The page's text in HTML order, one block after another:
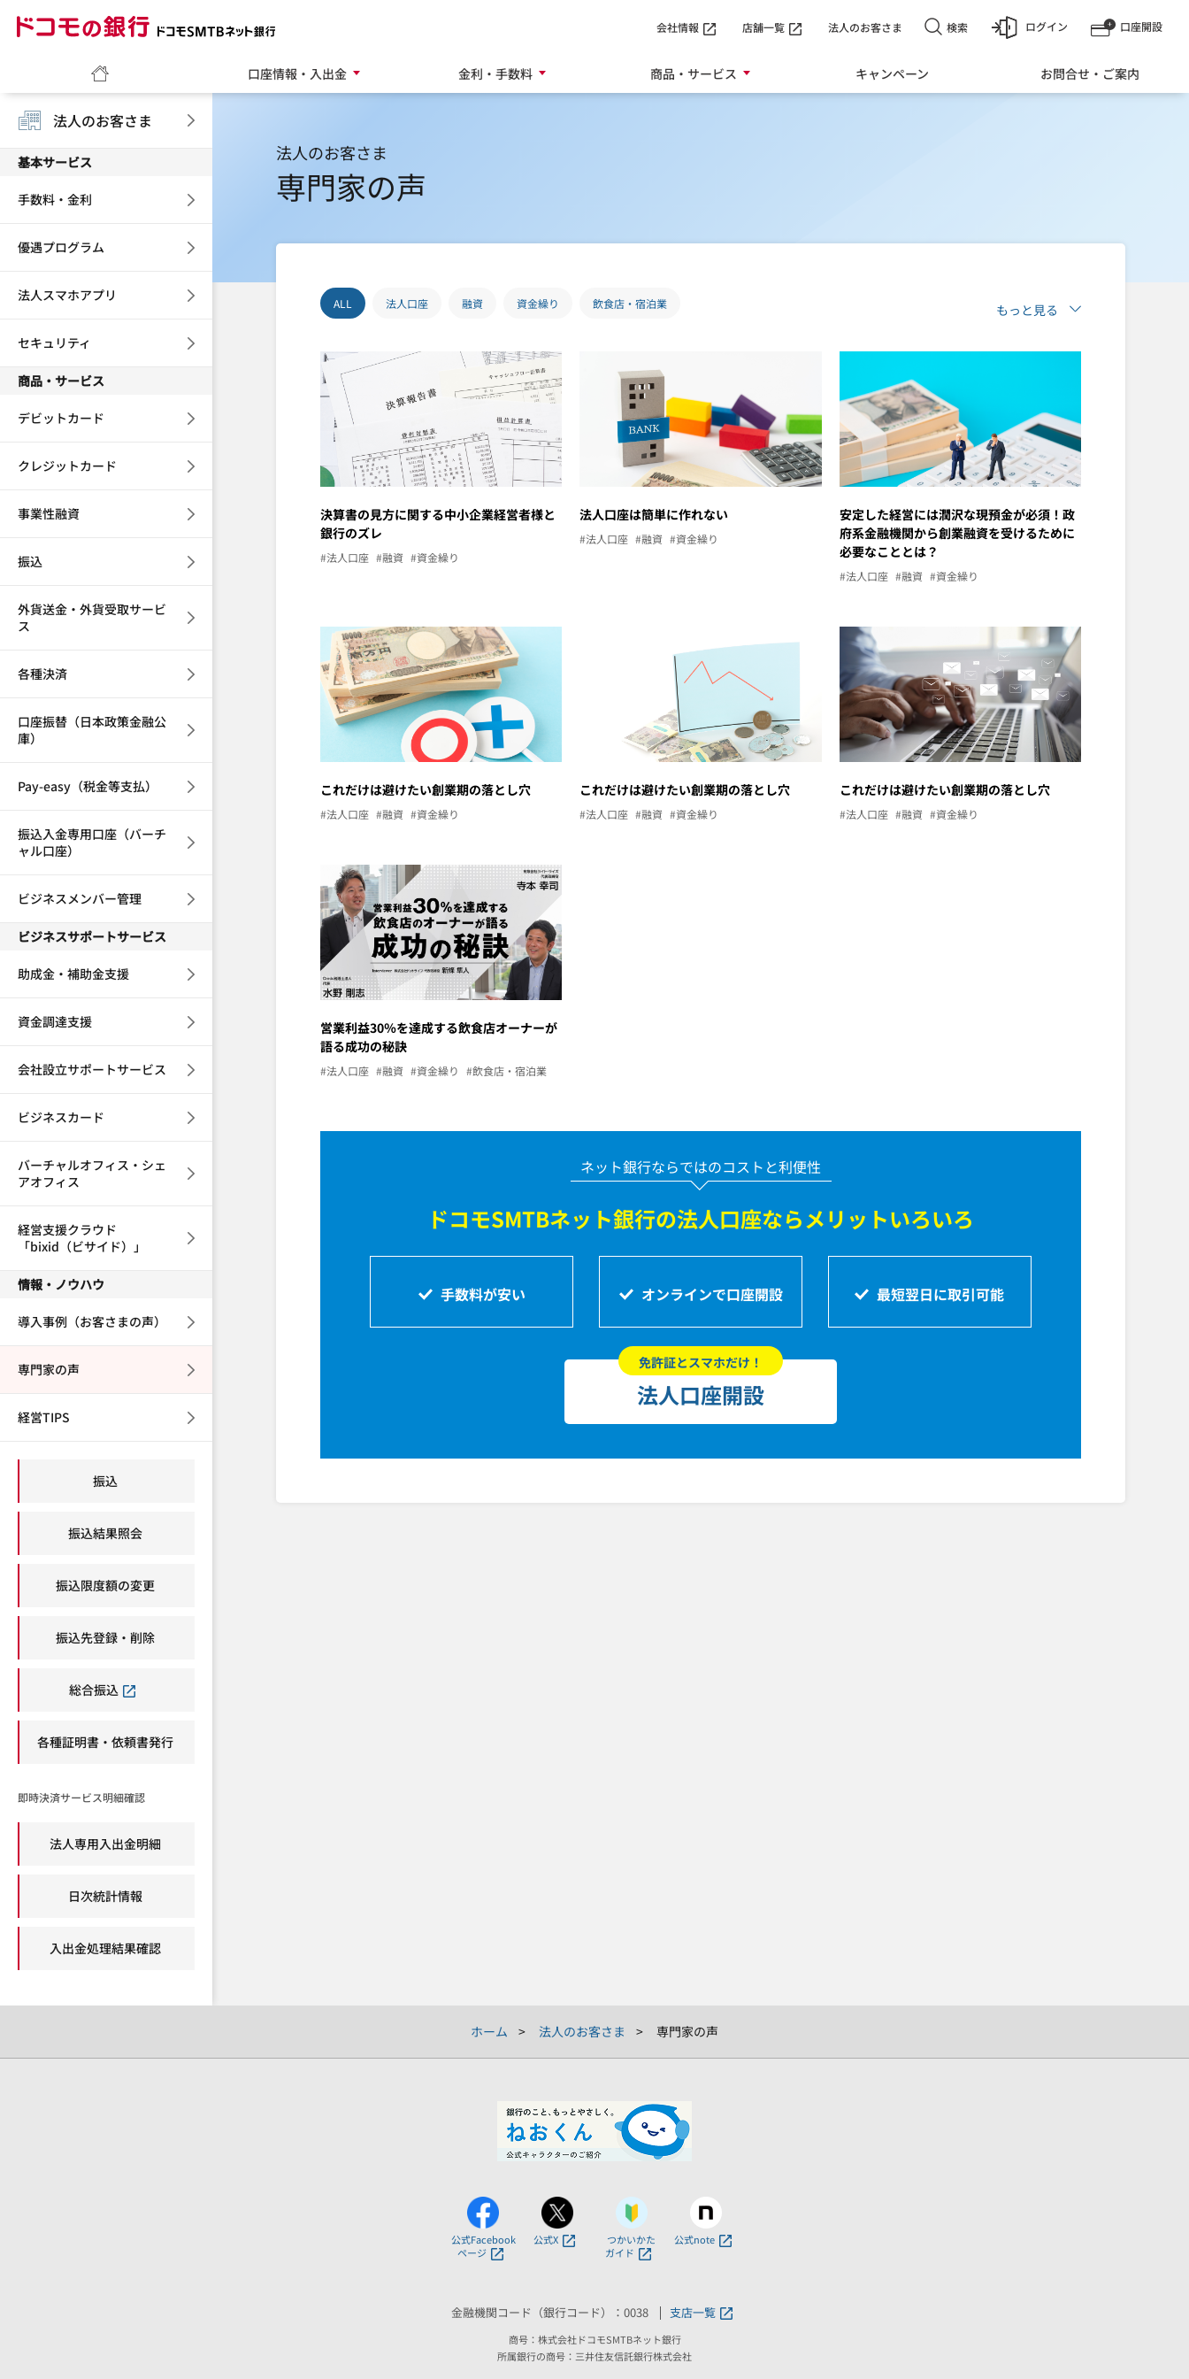
口座開設
ログイン
口座情報・入出金 金利・手数料 商品・サービス キャンペーン お問合せ・ご案内
会社情報 店舗一覧 法人のお客さま 検索
法人のお客さま
専門家の声
ALL 法人口座 融資 資金繰り 飲食店・宿泊業 もっと見る
決算書の見方に関する中小企業経営者様と
銀行のズレ
#法人口座 #融資 #資金繰り
法人口座は簡単に作れない
#法人口座 #融資 #資金繰り
安定した経営には潤沢な現預金が必須！政
府系金融機関から創業融資を受けるために
必要なこととは？
#法人口座 #融資 #資金繰り
これだけは避けたい創業期の落とし穴
#法人口座 #融資 #資金繰り
これだけは避けたい創業期の落とし穴
#法人口座 #融資 #資金繰り
これだけは避けたい創業期の落とし穴
#法人口座 #融資 #資金繰り
営業利益30％を達成する飲食店オーナーが
語る成功の秘訣
#法人口座 #融資 #資金繰り #飲食店・宿泊業
ネット銀行ならではのコストと利便性
ドコモSMTBネット銀行の法人口座ならメリットいろいろ
手数料が安い オンラインで口座開設 最短翌日に取引可能
免許証とスマホだけ！
法人口座開設
法人のお客さま
基本サービス
手数料・金利
優遇プログラム
法人スマホアプリ
セキュリティ
商品・サービス
デビットカード
クレジットカード
事業性融資
振込
外貨送金・外貨受取サービ
ス
各種決済
口座振替（日本政策金融公
庫）
Pay-easy（税金等支払）
振込入金専用口座（バーチ
ャル口座）
ビジネスメンバー管理
ビジネスサポートサービス
助成金・補助金支援
資金調達支援
会社設立サポートサービス
ビジネスカード
バーチャルオフィス・シェ
アオフィス
経営支援クラウド
「bixid（ビサイド）」
情報・ノウハウ
導入事例（お客さまの声）
専門家の声
経営TIPS
振込
振込結果照会
振込限度額の変更
振込先登録・削除
総合振込
各種証明書・依頼書発行
即時決済サービス明細確認
法人専用入出金明細
日次統計情報
入出金処理結果確認
ホーム 法人のお客さま 専門家の声
公式Facebook
ページ
公式X
つかいかた
ガイド
公式note
金融機関コード（銀行コード）：0038 支店一覧
商号：株式会社ドコモSMTBネット銀行
所属銀行の商号：三井住友信託銀行株式会社